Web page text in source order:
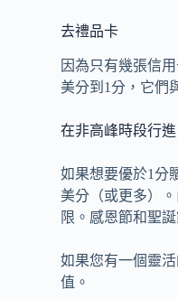
去禮品卡
因為只有幾張信
美分到1分，它們
在非高峰時段行進
如果想要優於1分
美分（或更多）
限。感恩節和聖
如果您有一個靈
值。